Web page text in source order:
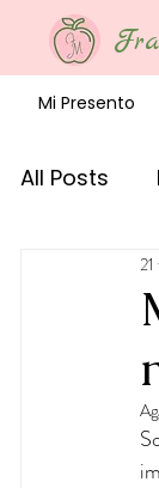
Mi Presento
All Posts